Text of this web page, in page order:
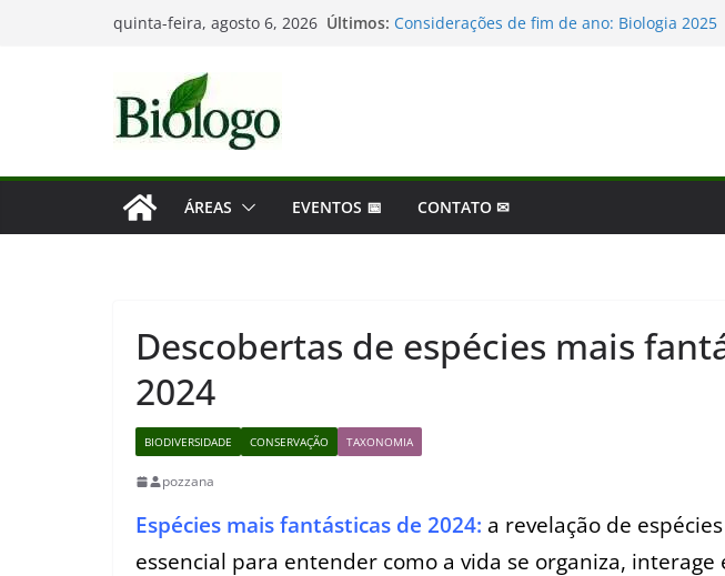
quinta-feira, agosto 6, 2026 Últimos: Considerações de fim de ano: Biologia 2025
ÁREAS EVENTOS 📅 CONTATO ✉
Descobertas de espécies mais
2024
BIODIVERSIDADE CONSERVAÇÃO TAXONOMIA
pozzana
Espécies mais fantásticas de 2024: a revelação de
essencial para entender como a vida se organiza, interage